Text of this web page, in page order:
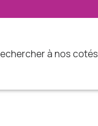
rechercher à nos cotés